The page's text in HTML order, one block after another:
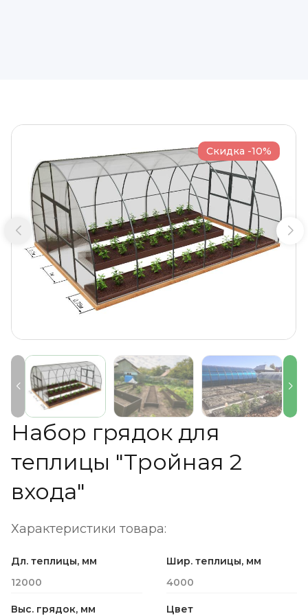
Скидка -10%
Набор грядок для
теплицы "Тройная 2
входа"
Характеристики товара:
Дл. теплицы, мм
12000
Шир. теплицы, мм
4000
Выс. грядок, мм
Цвет